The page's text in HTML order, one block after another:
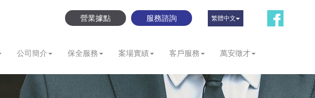
公司簡介 保全服務 案場實績 客戶服務 萬安徵才
營業據點 服務諮詢 繁體中文